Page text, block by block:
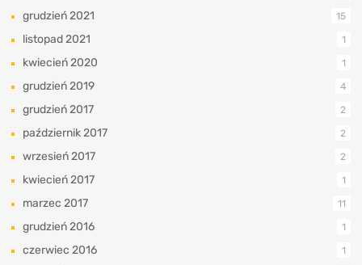
grudzień 2021 15
listopad 2021 1
kwiecień 2020 1
grudzień 2019 4
grudzień 2017 2
październik 2017 2
wrzesień 2017 2
kwiecień 2017 1
marzec 2017 11
grudzień 2016 1
czerwiec 2016 1